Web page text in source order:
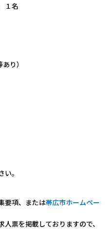
名
り）
。
項、または帯広市ホームペー
票を掲載しておりますので、